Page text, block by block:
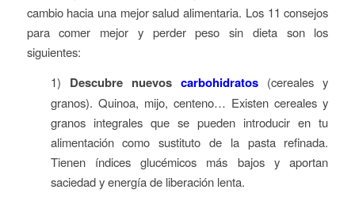
cambio hacia una mejor salud alimentaria. Los 11 consejos
para comer mejor y perder peso sin dieta son los
siguientes:
1) Descubre nuevoscarbohidratos (cereales y
granos). Quinoa, mijo, centeno… Existen cereales y
granos integrales que se pueden introducir en tu
alimentación como sustituto de la pasta refinada.
Tienen índices glucémicos más bajos y aportan
saciedad y energía de liberación lenta.